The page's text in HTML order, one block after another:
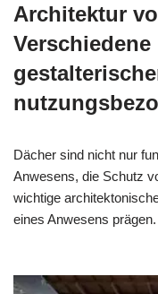
Architektur
Dächer sind nicht nur
Anwesens, die Schutz
wichtige
eines Anwesens prägen.